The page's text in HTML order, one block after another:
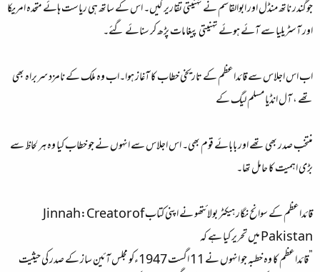
جوگندر ناتھ منڈل اور ابوالقاسم نے تہنیتی تقاریر کیں۔ اس کے ساتھ ہی ریاست ہائے متحدہ امریکا
اور آسٹریلیا سے آئے ہوئے تہنیتی پیغامات پڑھ کر سنائے گئے۔
اب اس اجلاس سے قائداعظم کے تاریخی خطاب کا آغاز ہوا۔اب وہ ملک کے نامزد سربراہ بھی
تھے ، آل انڈیا مسلم لیگ کے
منتخب صدر بھی تھے اور بابائے قوم بھی۔ اس اجلاس سے انہوں نے جو خطاب کیا وہ ہر لحاظ سے
بڑی اہمیت کا حامل تھا۔
قائداعظم کے سوانح نگار ہیکٹر بولائتھو نے اپنی کتاب Jinnah:Creator of
Pakistan میں تحریر کیا ہے کہ
”قائداعظم کا وہ خطبہ جو انہوں نے 11 اگست 1947ءکو مجلس آئین ساز کے صدر کی حیثیت